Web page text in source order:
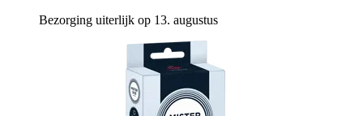
Bezorging uiterlijk op 13. augustus